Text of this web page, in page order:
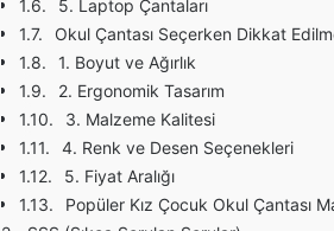
5. Laptop Çantaları
Okul Çantası Seçerken Dikkat
1. Boyut ve Ağırlık
2. Ergonomik Tasarım
3. Malzeme Kalitesi
4. Renk ve Desen Seçenekleri
5. Fiyat Aralığı
Popüler Kız Çocuk Okul Çantası